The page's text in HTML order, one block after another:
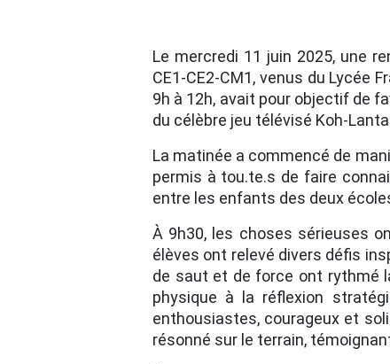
Le mercredi 11 juin 2025, une
CE1-CE2-CM1, venus du Lycée
9h à 12h, avait pour objectif de
du célèbre jeu télévisé Koh-
La matinée a commencé de
permis à tou.te.s de faire
entre les enfants des deux
À 9h30, les choses sérieuses
élèves ont relevé divers défis
de saut et de force ont rythmé
physique à la réflexion
enthousiastes, courageux et
résonné sur le terrain,